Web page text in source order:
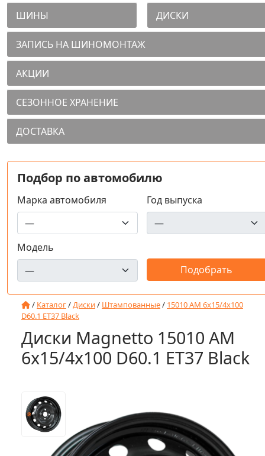
ШИНЫ ДИСКИ
ЗАПИСЬ НА ШИНОМОНТАЖ
АКЦИИ
СЕЗОННОЕ ХРАНЕНИЕ
ДОСТАВКА
Подбор по автомобилю
Марка автомобиля Год выпуска
Модель
/ Каталог/Диски/ Штампованные/ 15010 AM 6x15/4x100
D60.1 ET37 Black
Диски Magnetto 15010 AM
6x15/4x100 D60.1 ET37 Black